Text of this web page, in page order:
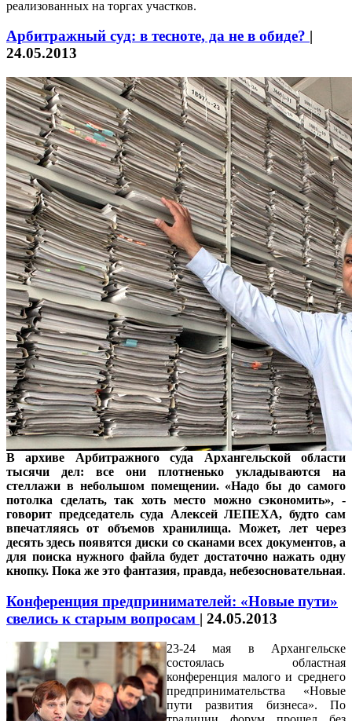
реализованных на торгах участков.
Арбитражный суд: в тесноте, да не в обиде? |
24.05.2013
В архиве Арбитражного суда Архангельской области
тысячи дел: все они плотненько укладываются на
стеллажи в небольшом помещении. «Надо бы до самого
потолка сделать, так хоть место можно сэкономить», -
говорит председатель суда Алексей ЛЕПЕХА, будто сам
впечатляясь от объемов хранилища. Может, лет через
десять здесь появятся диски со сканами всех документов, а
для поиска нужного файла будет достаточно нажать одну
кнопку. Пока же это фантазия, правда, небезосновательная.
Конференция предпринимателей: «Новые пути»
свелись к старым вопросам | 24.05.2013
23-24 мая в Архангельске
состоялась областная
конференция малого и среднего
предпринимательства «Новые
пути развития бизнеса». По